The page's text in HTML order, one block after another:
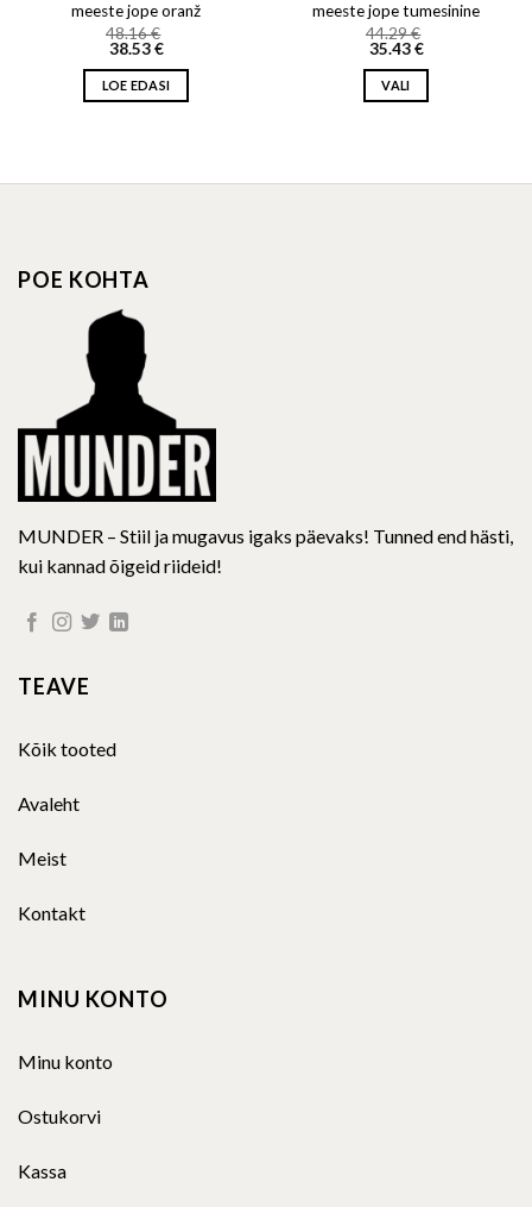
meeste jope oranž
48.16€
38.53€
LOE EDASI
meeste jope tumesinine
44.29€
35.43€
VALI
multiple
POE KOHTA
MUNDER – Stiil ja mugavus igaks päevaks! Tunned end hästi,
kui kannad õigeid riideid!
TEAVE
Kõik tooted
Avaleht
Meist
Kontakt
MINU KONTO
Minu konto
Ostukorvi
Kassa